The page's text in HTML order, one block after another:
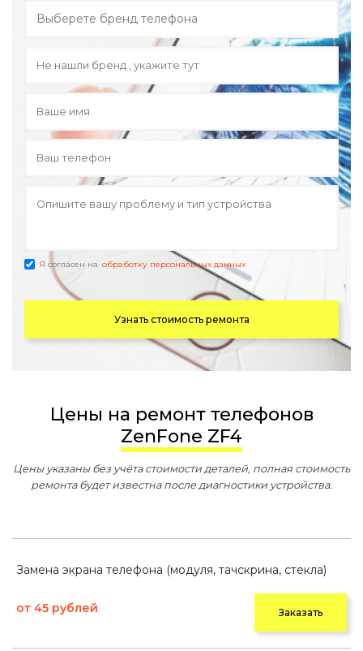
Я согласен на обработку персональных данных
Узнать стоимость ремонта
Цены на ремонт телефонов
ZenFone ZF4
Цены указаны без учёта стоимости деталей, полная стоимость
ремонта будет известна после диагностики устройства.
Замена экрана телефона (модуля, тачскрина, стекла)
от 45 рублей Заказать